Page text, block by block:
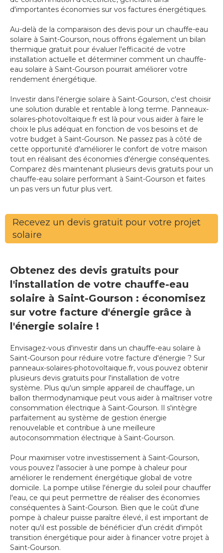
d'importantes économies sur vos factures énergétiques.
Au-delà de la comparaison des devis pour un chauffe-eau
solaire à Saint-Gourson, nous offrons également un bilan
thermique gratuit pour évaluer l'efficacité de votre
installation actuelle et déterminer comment un chauffe-
eau solaire à Saint-Gourson pourrait améliorer votre
rendement énergétique.
Investir dans l'énergie solaire à Saint-Gourson, c'est choisir
une solution durable et rentable à long terme. Panneaux-
solaires-photovoltaique.fr est là pour vous aider à faire le
choix le plus adéquat en fonction de vos besoins et de
votre budget à Saint-Gourson. Ne passez pas à côté de
cette opportunité d'améliorer le confort de votre maison
tout en réalisant des économies d'énergie conséquentes.
Comparez dès maintenant plusieurs devis gratuits pour un
chauffe-eau solaire performant à Saint-Gourson et faites
un pas vers un futur plus vert.
Recevez un devis gratuit pour votre projet
solaire
Obtenez des devis gratuits pour
l'installation de votre chauffe-eau
solaire à Saint-Gourson : économisez
sur votre facture d'énergie grâce à
l'énergie solaire !
Envisagez-vous d'investir dans un chauffe-eau solaire à
Saint-Gourson pour réduire votre facture d'énergie ? Sur
panneaux-solaires-photovoltaique.fr, vous pouvez obtenir
plusieurs devis gratuits pour l'installation de votre
système. Plus qu'un simple appareil de chauffage, un
ballon thermodynamique peut vous aider à maîtriser votre
consommation électrique à Saint-Gourson. Il s'intègre
parfaitement au système de gestion énergie
renouvelable et contribue à une meilleure
autoconsommation électrique à Saint-Gourson.
Pour maximiser votre investissement à Saint-Gourson,
vous pouvez l'associer à une pompe à chaleur pour
améliorer le rendement énergétique global de votre
domicile. La pompe utilise l'énergie du soleil pour chauffer
l'eau, ce qui peut permettre de réaliser des économies
conséquentes à Saint-Gourson. Bien que le coût d'une
pompe à chaleur puisse paraître élevé, il est important de
noter qu'il est possible de bénéficier d'un crédit d'impôt
transition énergétique pour aider à financer votre projet à
Saint-Gourson.